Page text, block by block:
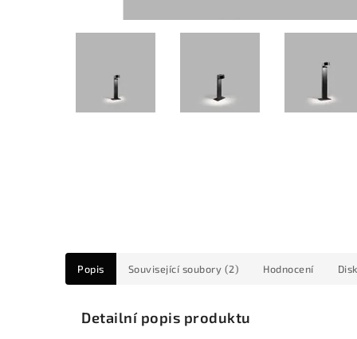
Popis Související soubory (2) Hodnocení
Detailní popis produktu